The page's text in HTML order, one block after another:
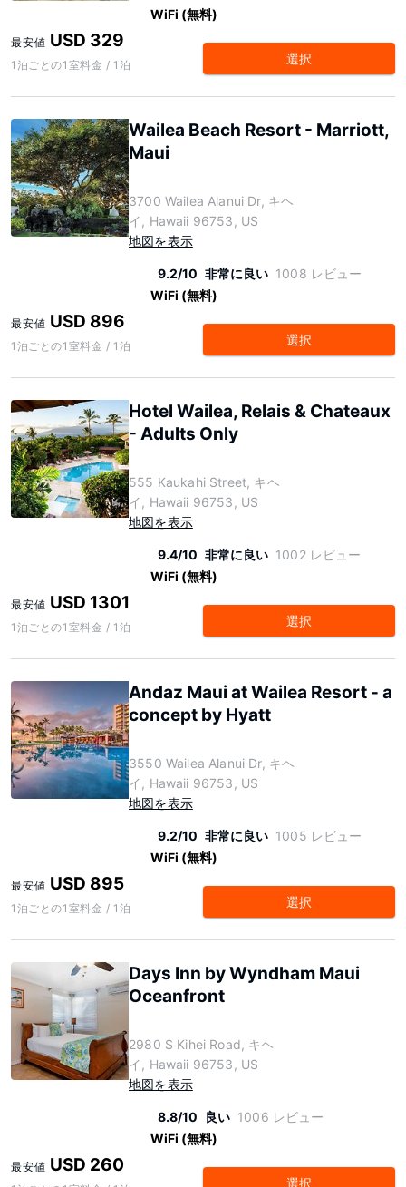
WiFi (無料)
最安値 USD 329
1泊ごとの1室料金 / 1泊 選択
Wailea Beach Resort - Marriott,
Maui
3700 Wailea Alanui Dr, キヘ
イ, Hawaii 96753, US
地図を表示
9.2/10 非常に良い 1008 レビュー
WiFi (無料)
最安値 USD 896
1泊ごとの1室料金 / 1泊 選択
Hotel Wailea, Relais & Chateaux
- Adults Only
555 Kaukahi Street, キヘ
イ, Hawaii 96753, US
地図を表示
9.4/10 非常に良い 1002 レビュー
WiFi (無料)
最安値 USD 1301
1泊ごとの1室料金 / 1泊 選択
Andaz Maui at Wailea Resort - a
concept by Hyatt
3550 Wailea Alanui Dr, キヘ
イ, Hawaii 96753, US
地図を表示
9.2/10 非常に良い 1005 レビュー
WiFi (無料)
最安値 USD 895
1泊ごとの1室料金 / 1泊 選択
Days Inn by Wyndham Maui
Oceanfront
2980 S Kihei Road, キヘ
イ, Hawaii 96753, US
地図を表示
8.8/10 良い 1006 レビュー
WiFi (無料)
最安値 USD 260
選択